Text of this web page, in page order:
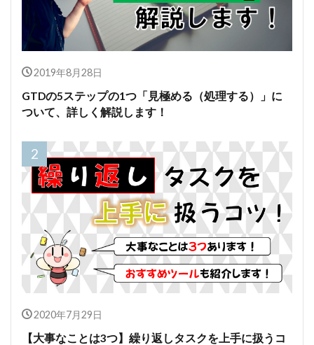
2019年8月28日
GTDの5ステップの1つ「見極める（処理する）」に
ついて、詳しく解説します！
2020年7月29日
【大事なことは3つ】繰り返しタスクを上手に扱うコ